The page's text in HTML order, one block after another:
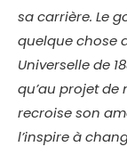
sa carrière. Le
quelque chose
Universelle de
qu’au projet
recroise son
l’inspire à